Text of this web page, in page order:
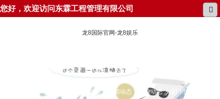
您好，欢迎访问东霖工程管理有限公司
龙8国际官网-龙8娱乐
所在位置： 龙8国际官网-龙8娱乐 新闻动态 行业动态 厦门市建设局关